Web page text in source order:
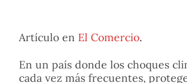
Artículo en El Comercio.
En un país donde los choques
cada vez más frecuentes,